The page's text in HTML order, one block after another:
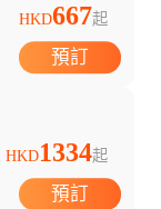
HKD667起
預訂
HKD1334起
預訂